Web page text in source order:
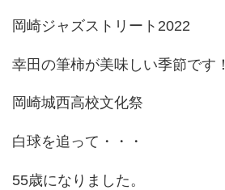
岡崎ジャズストリート2022
幸田の筆柿が美味しい季節です！
岡崎城西高校文化祭
白球を追って・・・
55歳になりました。